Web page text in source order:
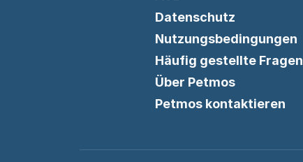
Datenschutz
Nutzungsbedingungen
Häufig gestellte Fragen
Über Petmos
Petmos kontaktieren